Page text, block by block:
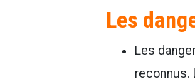
Les
Les
reconnus.